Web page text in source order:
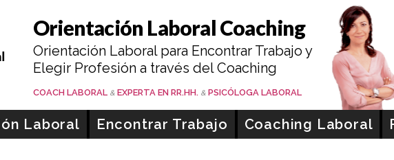
Orientación Laboral CoachingCoach
Orientación Laboral para Encontrar Trabajo y
Elegir Profesión a través del Coaching
MAYTE SANTIBÁÑEZ
COACH LABORAL & EXPERTA EN RR.HH. & PSICÓLOGA LABORAL
Laboral Encontrar Trabajo Coaching Laboral